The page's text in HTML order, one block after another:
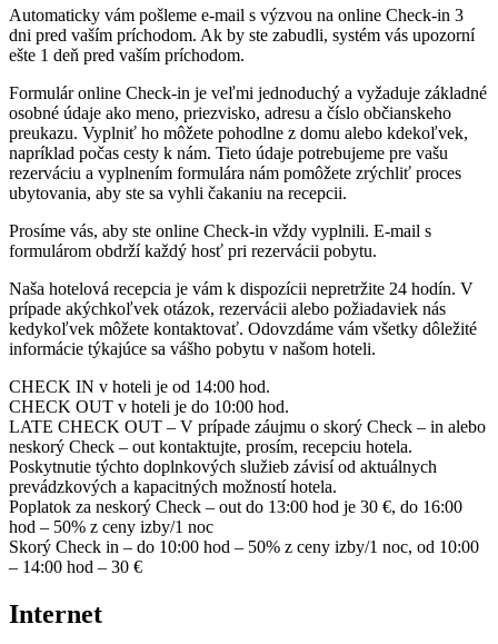
Automaticky vám pošleme e-mail s výzvou na online Check-in 3
dni pred vaším príchodom. Ak by ste zabudli, systém vás upozorní
ešte 1 deň pred vaším príchodom.
Formulár online Check-in je veľmi jednoduchý a vyžaduje základné
osobné údaje ako meno, priezvisko, adresu a číslo občianskeho
preukazu. Vyplniť ho môžete pohodlne z domu alebo kdekoľvek,
napríklad počas cesty k nám. Tieto údaje potrebujeme pre vašu
rezerváciu a vyplnením formulára nám pomôžete zrýchliť proces
ubytovania, aby ste sa vyhli čakaniu na recepcii.
Prosíme vás, aby ste online Check-in vždy vyplnili. E-mail s
formulárom obdrží každý hosť pri rezervácii pobytu.
Naša hotelová recepcia je vám k dispozícii nepretržite 24 hodín. V
prípade akýchkoľvek otázok, rezervácii alebo požiadaviek nás
kedykoľvek môžete kontaktovať. Odovzdáme vám všetky dôležité
informácie týkajúce sa vášho pobytu v našom hoteli.
CHECK IN v hoteli je od 14:00 hod.
CHECK OUT v hoteli je do 10:00 hod.
LATE CHECK OUT – V prípade záujmu o skorý Check – in alebo
neskorý Check – out kontaktujte, prosím, recepciu hotela.
Poskytnutie týchto doplnkových služieb závisí od aktuálnych
prevádzkových a kapacitných možností hotela.
Poplatok za neskorý Check – out do 13:00 hod je 30 €, do 16:00
hod – 50% z ceny izby/1 noc
Skorý Check in – do 10:00 hod – 50% z ceny izby/1 noc, od 10:00
– 14:00 hod – 30 €
Internet